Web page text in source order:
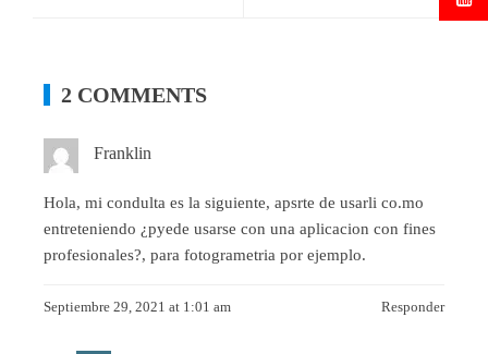
2 COMMENTS
Franklin
Hola, mi condulta es la siguiente, apsrte de usarli co.mo
entreteniendo ¿pyede usarse con una aplicacion con fines
profesionales?, para fotogrametria por ejemplo.
Septiembre 29, 2021 at 1:01 am Responder